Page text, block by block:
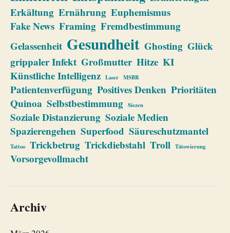
Erkältung Ernährung Euphemismus
Fake News Framing Fremdbestimmung
Gelassenheit Gesundheit Ghosting Glück
grippaler Infekt Großmutter Hitze KI
Künstliche Intelligenz Laser MSBR
Patientenverfügung Positives Denken Prioritäten
Quinoa Selbstbestimmung Siezen
Soziale Distanzierung Soziale Medien
Spazierengehen Superfood Säureschutzmantel
Tattoo Trickbetrug Trickdiebstahl Troll Tätowierung
Vorsorgevollmacht
Archiv